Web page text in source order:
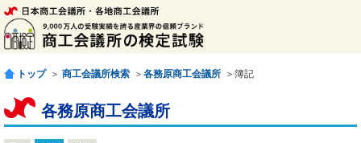
トップ ＞ 商工会議所検索 ＞ 各務原商工会議所 ＞簿記
各務原商工会議所